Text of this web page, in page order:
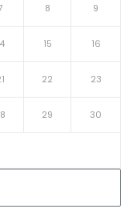
8 9
15 16
22 23
29 30